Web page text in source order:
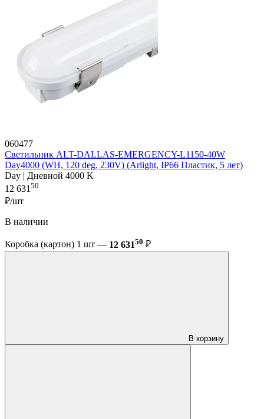
060477
Светильник ALT-DALLAS-EMERGENCY-L1150-40W
Day4000 (WH, 120 deg, 230V) (Arlight, IP66 Пластик, 5 лет)
Day | Дневной 4000 K
12 63150
₽/шт
В наличии
Коробка (картон) 1 шт — 12 63150 ₽
В корзину